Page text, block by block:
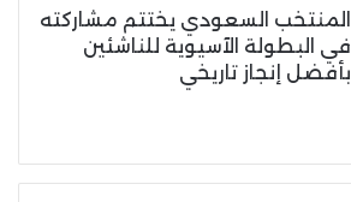
المنتخب السعودي يختتم مشاركته
في البطولة الآسيوية للناشئين
بأفضل إنجاز تاريخي